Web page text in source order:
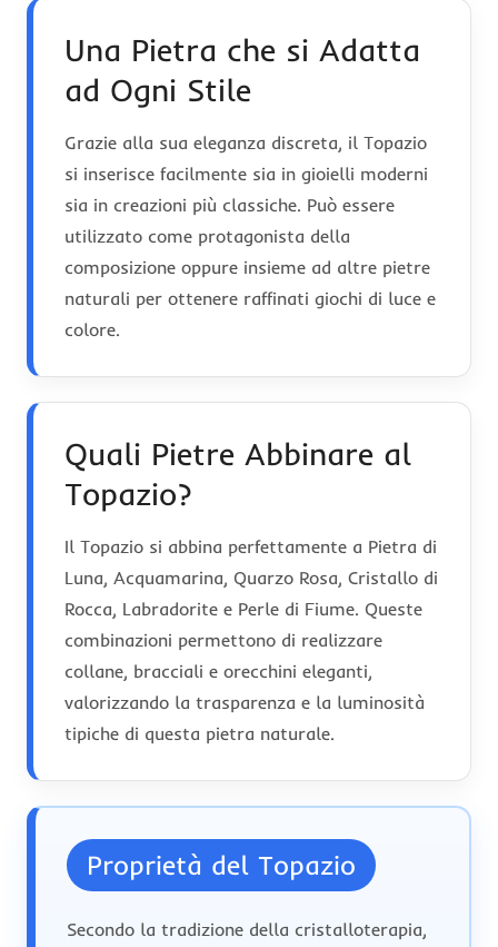
Una Pietra che si Adatta
ad Ogni Stile
Grazie alla sua eleganza discreta, il Topazio
si inserisce facilmente sia in gioielli moderni
sia in creazioni più classiche. Può essere
utilizzato come protagonista della
composizione oppure insieme ad altre pietre
naturali per ottenere raffinati giochi di luce e
colore.
Quali Pietre Abbinare al
Topazio?
Il Topazio si abbina perfettamente a Pietra di
Luna, Acquamarina, Quarzo Rosa, Cristallo di
Rocca, Labradorite e Perle di Fiume. Queste
combinazioni permettono di realizzare
collane, bracciali e orecchini eleganti,
valorizzando la trasparenza e la luminosità
tipiche di questa pietra naturale.
Proprietà del Topazio
Secondo la tradizione della cristalloterapia,